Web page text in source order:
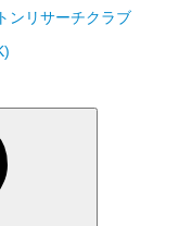
ンリサーチクラブ